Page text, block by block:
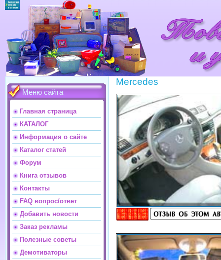
Меню сайта
Главная страница
КАТАЛОГ
Информация о сайте
Каталог статей
Форум
Книга отзывов
Контакты
FAQ вопрос/ответ
Добавить новости
Заказ рекламы
Полезные советы
Демотиваторы
Mercedes